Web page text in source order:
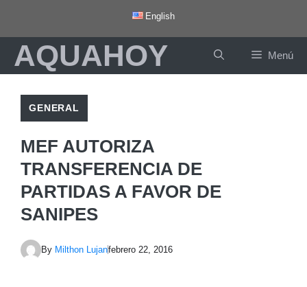
contenido
English
AQUAHOY Menú
GENERAL
MEF AUTORIZA
TRANSFERENCIA DE
PARTIDAS A FAVOR DE
SANIPES
By Milthon Lujanfebrero 22, 2016